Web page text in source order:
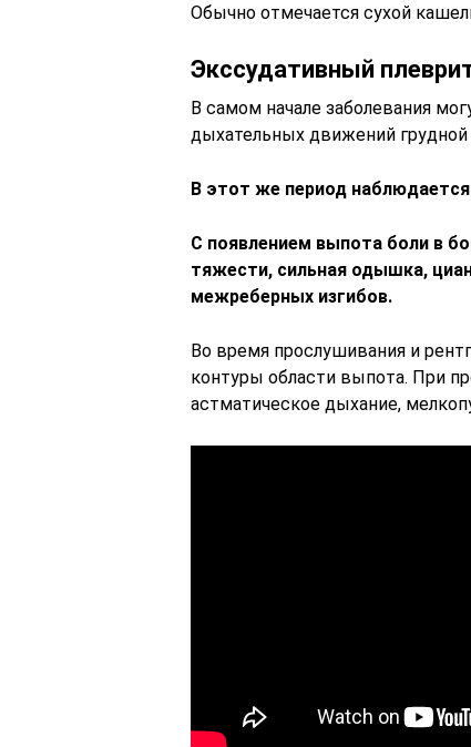
Обычно отмечается сухой
Экссудативный
В самом начале заболевания
дыхательных движений
В этот же период
С появлением выпота боли в
тяжести, сильная одышка,
межреберных изгибов.
Во время прослушивания и
контуры области выпота. При
астматическое дыхание,